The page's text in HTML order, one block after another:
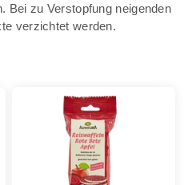
Bei zu Verstopfung neigenden
verzichtet werden.